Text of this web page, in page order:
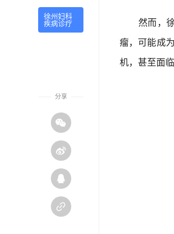
徐州妇科
疾病诊疗
分享




然而，徐
瘤，可能成
机，甚至面